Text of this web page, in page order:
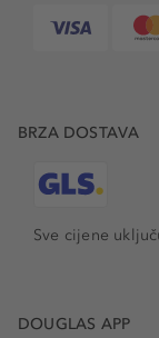
BRZA DOSTAVA
Sve cijene
DOUGLAS APP